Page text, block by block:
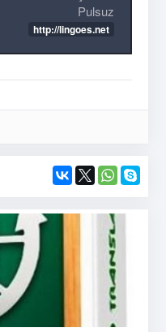
Pulsuz
http://lingoes.net